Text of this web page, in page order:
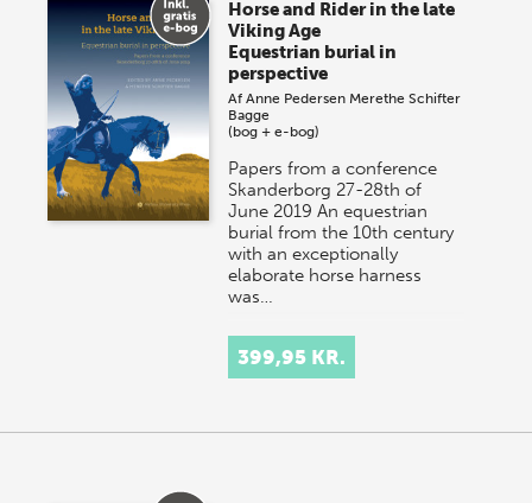
Horse and Rider in the late
Viking Age
Equestrian burial in
perspective
AfAnne Pedersen Merethe Schifter
Bagge
(bog + e-bog)
Papers from a conference
Skanderborg 27-28th of
June 2019 An equestrian
burial from the 10th century
with an exceptionally
elaborate horse harness
was…
399,95 KR.